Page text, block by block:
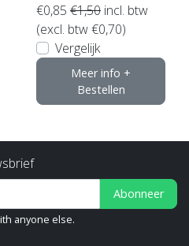
€0,85 €1,50 incl. btw
(excl. btw €0,70)
Vergelijk
Meer info +
Bestellen
Abonneer
anyone else.